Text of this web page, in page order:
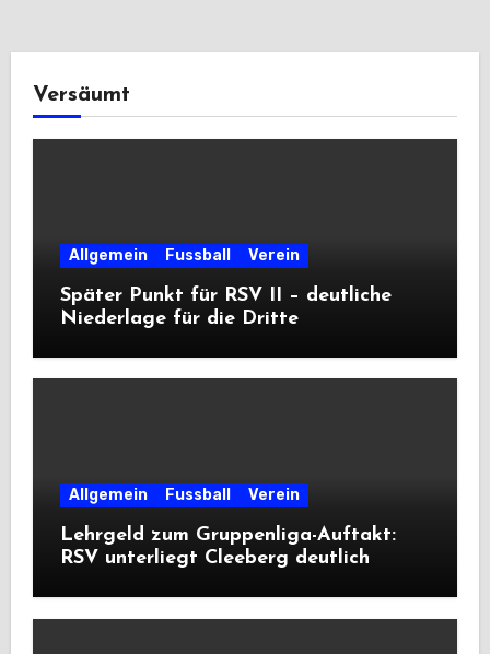
Versäumt
Allgemein Fussball Verein
Später Punkt für RSV II – deutliche
Niederlage für die Dritte
Allgemein Fussball Verein
Lehrgeld zum Gruppenliga-Auftakt:
RSV unterliegt Cleeberg deutlich